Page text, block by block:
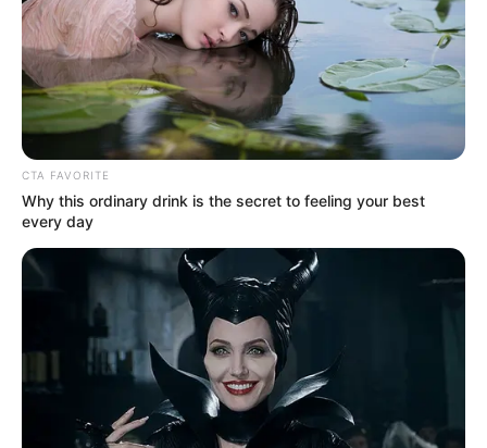
CTA FAVORITE
Why this ordinary drink is the secret to feeling your best
every day